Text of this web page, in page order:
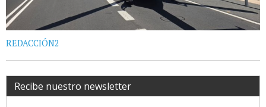
REDACCIÓN2
Recibe nuestro newsletter